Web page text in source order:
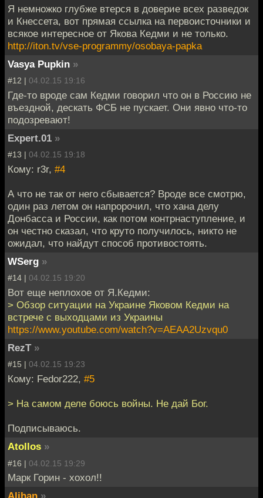
Я немножко глубже втерся в доверие всех разведок
и Кнессета, вот прямая ссылка на первоисточники и
всякое интересное от Якова Кедми и не только.
http://iton.tv/vse-programmy/osobaya-papka
Vasya Pupkin »
#12 | 04.02.15 19:16
Где-то вроде сам Кедми говорил что он в Россию не
въездной, дескать ФСБ не пускает. Они явно что-то
подозревают!
Expert.01 »
#13 | 04.02.15 19:18
Кому: r3r, #4
А что не так от него сбывается? Вроде все смотрю,
один раз летом он напророчил, что хана делу
Донбасса и России, как потом контрнаступление, и
он честно сказал, что круто получилось, никто не
ожидал, что найдут способ противостоять.
WSerg »
#14 | 04.02.15 19:20
Вот еще неплохое от Я.Кедми:
> Обзор ситуации на Украине Яковом Кедми на
встрече с выходцами из Украины
https://www.youtube.com/watch?v=AEAA2Uzvqu0
RezT »
#15 | 04.02.15 19:23
Кому: Fedor222, #5
> На самом деле боюсь войны. Не дай Бог.
Подписываюсь.
Atollos »
#16 | 04.02.15 19:29
Марк Горин - хохол!!